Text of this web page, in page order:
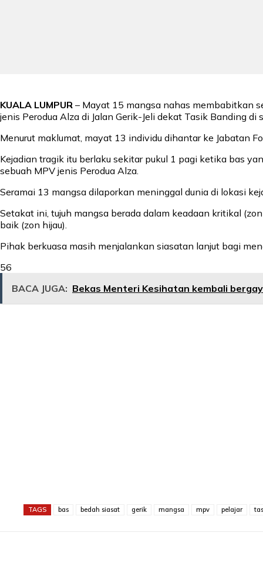
KUALA LUMPUR – Mayat 15 mangsa nahas membabitkan
jenis Perodua Alza di Jalan Gerik-Jeli dekat Tasik Banding
Menurut maklumat, mayat 13 individu dihantar ke Jabatan
Kejadian tragik itu berlaku sekitar pukul 1 pagi ketika bas
sebuah MPV jenis Perodua Alza.
Seramai 13 mangsa dilaporkan meninggal dunia di lokasi
Setakat ini, tujuh mangsa berada dalam keadaan kritikal
baik (zon hijau).
Pihak berkuasa masih menjalankan siasatan lanjut bagi
56
BACA JUGA: Bekas Menteri Kesihatan kembali
TAGS bas bedah siasat gerik mangsa mpv pelajar